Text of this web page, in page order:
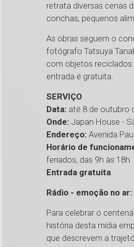
retrata diversas cenas
conchas, pequenos
As obras seguem o
fotógrafo Tatsuya
com objetos
entrada é gratuita.
SERVIÇO
Data: até 8 de outubro
Onde: Japan House -
Endereço: Avenida
Horário de
feriados, das 9h às 18h
Entrada gratuita
Rádio - emoção no
Para celebrar o
história desta mídia
que descrevem a